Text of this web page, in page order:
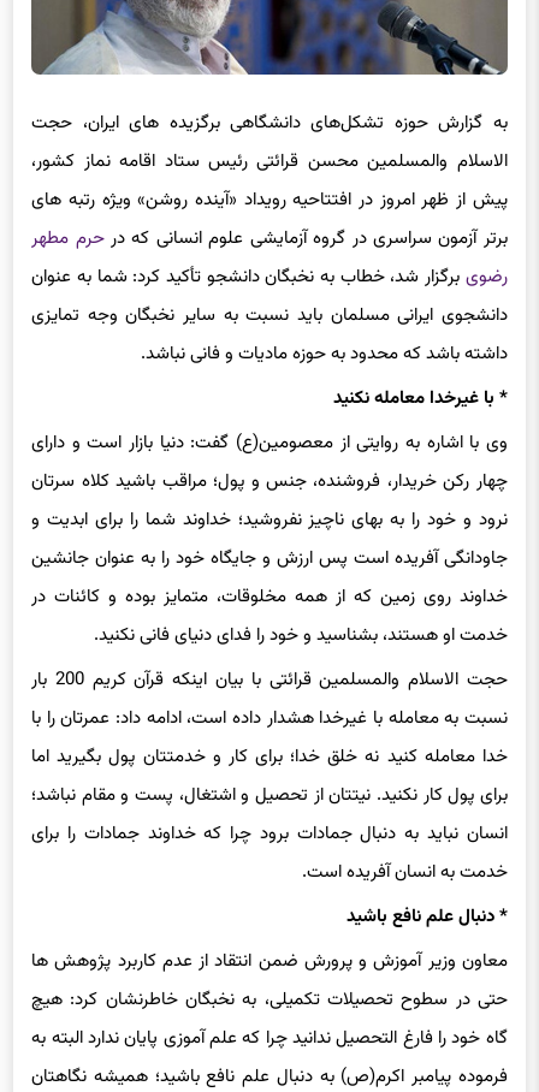
به گزارش حوزه تشکل‌های دانشگاهی برگزیده های ایران، حجت
الاسلام والمسلمین محسن قرائتی رئیس ستاد اقامه نماز کشور،
پیش از ظهر امروز در افتتاحیه رویداد «آینده روشن» ویژه رتبه های
برتر آزمون سراسری در گروه آزمایشی علوم انسانی که درحرم مطهر
رضوی برگزار شد، خطاب به نخبگان دانشجو تأکید کرد: شما به عنوان
دانشجوی ایرانی مسلمان باید نسبت به سایر نخبگان وجه تمایزی
داشته باشد که محدود به حوزه مادیات و فانی نباشد.
* با غیرخدا معامله نکنید
وی با اشاره به روایتی از معصومین(ع) گفت: دنیا بازار است و دارای
چهار رکن خریدار، فروشنده، جنس و پول؛ مراقب باشید کلاه سرتان
نرود و خود را به بهای ناچیز نفروشید؛ خداوند شما را برای ابدیت و
جاودانگی آفریده است پس ارزش و جایگاه خود را به عنوان جانشین
خداوند روی زمین که از همه مخلوقات، متمایز بوده و کائنات در
خدمت او هستند، بشناسید و خود را فدای دنیای فانی نکنید.
حجت الاسلام والمسلمین قرائتی با بیان اینکه قرآن کریم 200 بار
نسبت به معامله با غیرخدا هشدار داده است، ادامه داد: عمرتان را با
خدا معامله کنید نه خلق خدا؛ برای کار و خدمتتان پول بگیرید اما
برای پول کار نکنید. نیتتان از تحصیل و اشتغال، پست و مقام نباشد؛
انسان نباید به دنبال جمادات برود چرا که خداوند جمادات را برای
خدمت به انسان آفریده است.
* دنبال علم نافع باشید
معاون وزیر آموزش و پرورش ضمن انتقاد از عدم کاربرد پژوهش ها
حتی در سطوح تحصیلات تکمیلی، به نخبگان خاطرنشان کرد: هیچ
گاه خود را فارغ التحصیل ندانید چرا که علم آموزی پایان ندارد البته به
فرموده پیامبر اکرم(ص) به دنبال علم نافع باشید؛ همیشه نگاهتان